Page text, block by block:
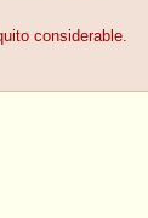
considerable.